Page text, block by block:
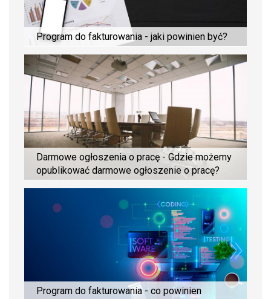
Program do fakturowania - jaki powinien być?
Darmowe ogłoszenia o pracę - Gdzie możemy
opublikować darmowe ogłoszenie o pracę?
Program do fakturowania - co powinien